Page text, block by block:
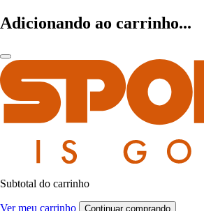
Adicionando ao carrinho...
Subtotal do carrinho
Ver meu carrinho Continuar comprando